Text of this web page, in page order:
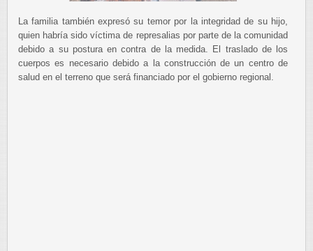
La familia también expresó su temor por la integridad de su hijo,
quien habría sido víctima de represalias por parte de la comunidad
debido a su postura en contra de la medida. El traslado de los
cuerpos es necesario debido a la construcción de un centro de
salud en el terreno que será financiado por el gobierno regional.